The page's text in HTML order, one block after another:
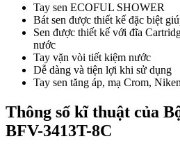
Tay sen ECOFUL SHOWER
Bát sen được thiết kế đặc biệt
Sen được thiết kế với đĩa
nước
Tay vặn vòi tiết kiệm nước
Dễ dàng và tiện lợi khi sử dụng
Tay sen tăng áp, mạ Crom, Niken
Thông số kĩ thuật của
BFV-3413T-8C